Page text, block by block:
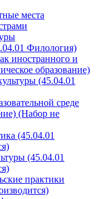
места
Филология)
иностранного и
образование)
(45.04.01
среде
(Набор не
(45.04.01
(45.04.01
практики